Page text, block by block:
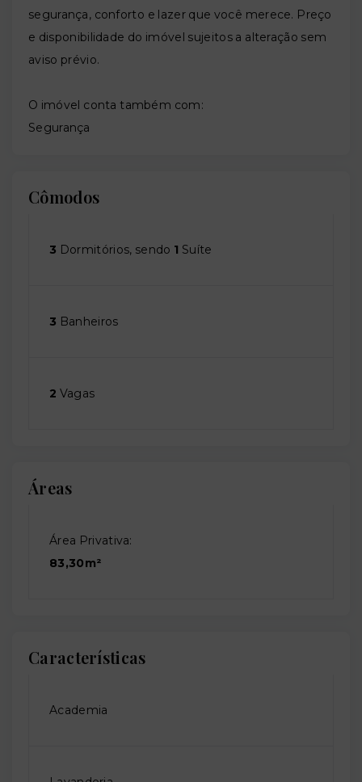
segurança, conforto e lazer que você merece. Preço
e disponibilidade do imóvel sujeitos a alteração sem
aviso prévio.
O imóvel conta também com:
Segurança
Cômodos
3 Dormitórios, sendo 1 Suíte
3 Banheiros
2 Vagas
Áreas
Área Privativa:
83,30m²
Características
Academia